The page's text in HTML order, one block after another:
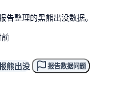
整理的黑熊出没数据。
熊出没 报告数据问题